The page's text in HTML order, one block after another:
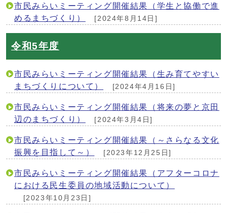
市民みらいミーティング開催結果（学生と協働で進
めるまちづくり）
[2024年8月14日]
令和5年度
市民みらいミーティング開催結果（生み育てやすい
まちづくりについて）
[2024年4月16日]
市民みらいミーティング開催結果（将来の夢と京田
辺のまちづくり）
[2024年3月4日]
市民みらいミーティング開催結果（～さらなる文化
振興を目指して～）
[2023年12月25日]
市民みらいミーティング開催結果（アフターコロナ
における民生委員の地域活動について）
[2023年10月23日]